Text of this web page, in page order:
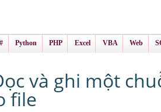
Python PHP Excel VBA Web
và ghi một
file